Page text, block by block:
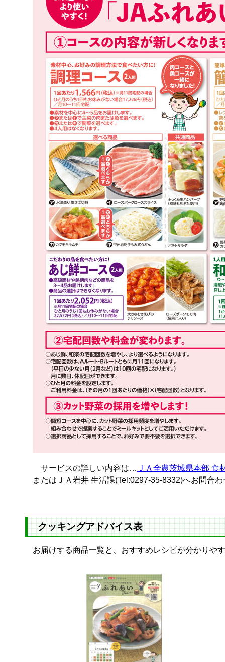
サービスの詳しい内容は… ＪＡ全農茨城県本部 食
またはＪＡ岩井 生活課(Tel:0297-35-8332)へお問合
クッキングアドバイス表
お届けする商品一覧と、おすすめレシピが分かりや